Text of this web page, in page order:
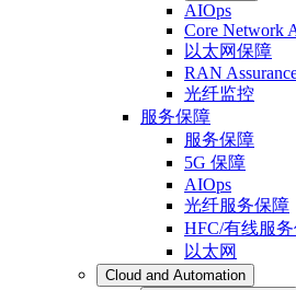
AIOps
Core Network
以太网保障
RAN
光纤监控
服务保障
服务保障
5G 保障
AIOps
光纤服务保障
HFC/有线服
以太网
Cloud and Automation